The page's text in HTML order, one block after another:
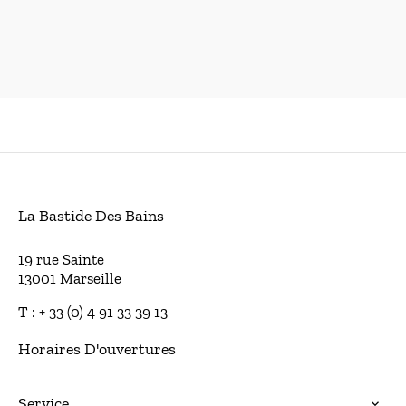
La Bastide Des Bains
19 rue Sainte
13001 Marseille
T : + 33 (0) 4 91 33 39 13
Horaires D'ouvertures